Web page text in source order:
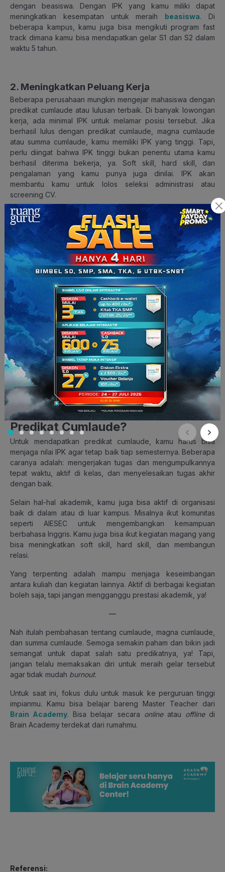
dengan beasiswa. Dengan IPK yang kamu miliki dapat
meningkatkan kesempatan untuk meraih beasiswa. Di
beberapa kampus, kamu juga bisa mengikuti program fast
track dimana kamu bisa mendapatkan gelar S1 dan S2 dalam
waktu 5 tahun.
2. Meningkatkan Peluang Kerja
Beberapa perusahaan mungkin mengejar mahasiswa dengan
predikat cumlaude atau lulusan terbaik. Di banyak lowongan
kerja, ada minimal IPK untuk melamar posisi tersebut. Jika
berhasil lulus dengan predikat cumlaude, magna cumlaude
atau summa cumlaude, kamu memiliki IPK yang tinggi. Tapi,
perlu diingat bahwa IPK tinggi bukan penentu utama kamu
berhasil diterima bekerja, ya. Soft skill, hard skill, dan
pengalaman yang kamu punya juga dinilai. IPK akan
membantu kamu untuk lolos seleksi administrasi atau
screening CV.
3. Bisa Jadi Asdos
Dosen biasanya mencari mahasiswa yang potensial untuk
membantu dalam kegiatan belajar mengajar. Dengan jadi
asdos atau asisten dosen, kamu bisa dapat beberapa
manfaat seperti: dapat uang jajan tambahan, meningkatkan
keterampilan komunikasi karena membantu mengajar
mahasiswa, membantu kita semakin menguasai ilmu yang kita
punya. Kamu bisa menjadi asisten dosen sambil menunggu
panggilan dari perusahan yang kamu lamar.
Baca juga:Mengenal Sistem UKT, SPI, dan SPI di
Perguruan Tinggi Negeri
Bagaimana Cara Mendapat
Predikat Cumlaude?
Untuk mendapatkan predikat cumlaude, kamu harus bisa
menjaga nilai IPK agar tetap baik tiap semesternya. Beberapa
caranya adalah: mengerjakan tugas dan mengumpulkannya
tepat waktu, aktif di kelas, dan menyelesaikan tugas akhir
dengan baik.
Selain hal-hal akademik, kamu juga bisa aktif di organisasi
baik di dalam atau di luar kampus. Misalnya ikut komunitas
seperti AIESEC untuk mengembangkan kemampuan
berbahasa Inggris. Kamu juga bisa ikut kegiatan magang yang
bisa meningkatkan soft skill, hard skill, dan membangun
relasi.
Yang terpenting adalah mampu menjaga keseimbangan
antara kuliah dan kegiatan lainnya. Aktif di berbagai kegiatan
boleh saja, tapi jangan mengganggu prestasi akademik, ya!
—
Nah itulah pembahasan tentang cumlaude, magna cumlaude,
dan summa cumlaude. Semoga semakin paham dan bikin jadi
semangat untuk dapat salah satu predikatnya, ya! Tapi,
jangan telalu memaksakan diri untuk meraih gelar tersebut
agar tidak mudah burnout.
Untuk saat ini, fokus dulu untuk masuk ke perguruan tinggi
impianmu. Kamu bisa belajar bareng Master Teacher dari
Brain Academy. Bisa belajar secara online atau offline di
Brain Academy terdekat dari rumahmu.
Referensi: